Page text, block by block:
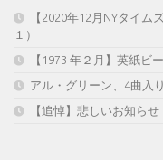
【2020年12月NYタイム
１）
【1973 年２月】英紙ビ
アル・グリーン、4曲入
【追悼】悲しいお知らせ